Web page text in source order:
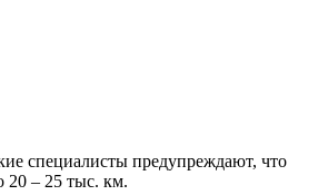
специалисты предупреждают, что
20 – 25 тыс. км.